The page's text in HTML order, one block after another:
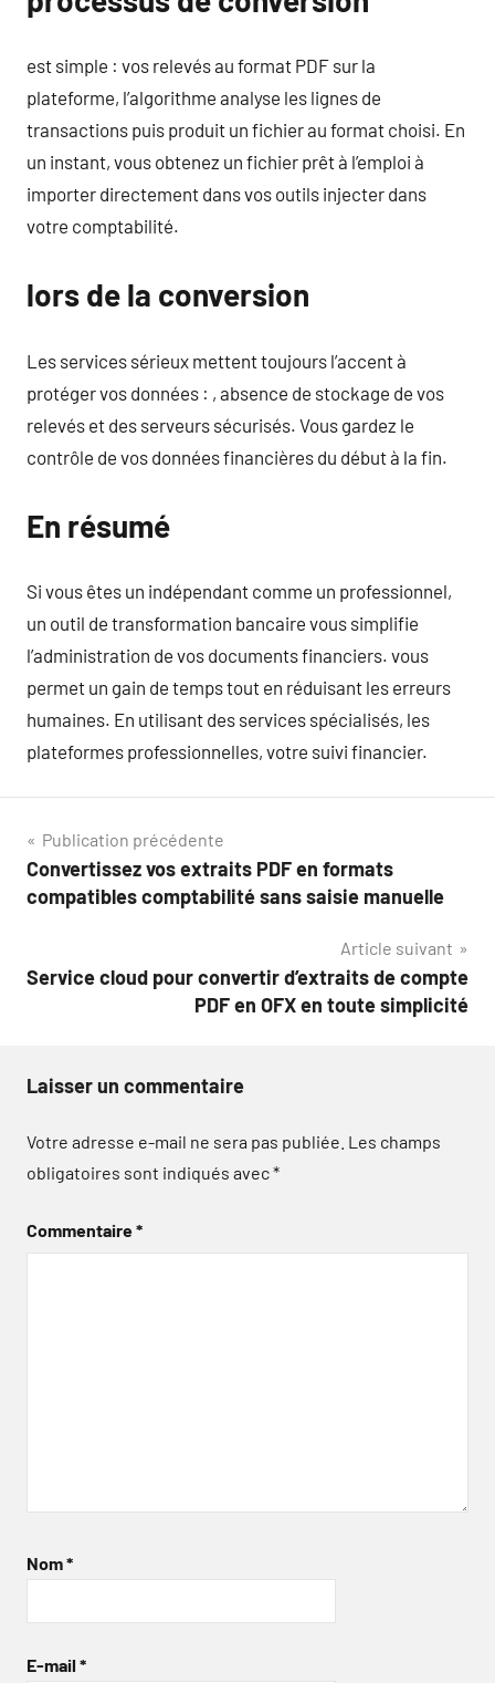
est simple : vos relevés au format PDF sur la
plateforme, l’algorithme analyse les lignes de
transactions puis produit un fichier au format choisi. En
un instant, vous obtenez un fichier prêt à l’emploi à
importer directement dans vos outils injecter dans
votre comptabilité.
lors de la conversion
Les services sérieux mettent toujours l’accent à
protéger vos données : , absence de stockage de vos
relevés et des serveurs sécurisés. Vous gardez le
contrôle de vos données financières du début à la fin.
En résumé
Si vous êtes un indépendant comme un professionnel,
un outil de transformation bancaire vous simplifie
l’administration de vos documents financiers. vous
permet un gain de temps tout en réduisant les erreurs
humaines. En utilisant des services spécialisés, les
plateformes professionnelles, votre suivi financier.
Navigation
de
Publication précédente
Convertissez vos extraits PDF en formats
compatibles comptabilité sans saisie manuelle
Article suivant
Service cloud pour convertir d’extraits de compte
PDF en OFX en toute simplicité
Laisser un commentaire
Votre adresse e-mail ne sera pas publiée. Les champs
obligatoires sont indiqués avec*
Commentaire*
Nom*
E-mail *